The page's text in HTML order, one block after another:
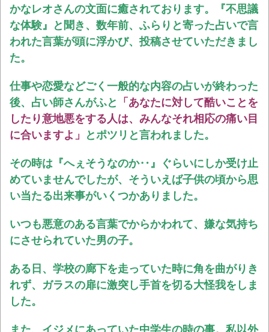
かなレオさんの文面に癒されております。『不思議
な体験』と聞き、数年前、ふらりと寄った占いで言
われた言葉が頭に浮かび、投稿させていただきまし
た。
仕事や恋愛などごく一般的な内容の占いが終わった
後、占い師さんがふと
「あなたに対して酷いことを
したり意地悪をする人は、みんなそれ相応の痛い目
に合いますよ」
とポツリと言われました。
その時は『へぇそうなのか‥』ぐらいにしか受け止
めていませんでしたが、そういえば子供の頃から思
い当たる出来事がいくつかありました。
いつも悪意のある言葉でからかわれて、嫌な気持ち
にさせられていた男の子。
ある日、学校の廊下を走っていた時に角を曲がりき
れず、ガラスの扉に激突し手首を切る大怪我をしま
した。